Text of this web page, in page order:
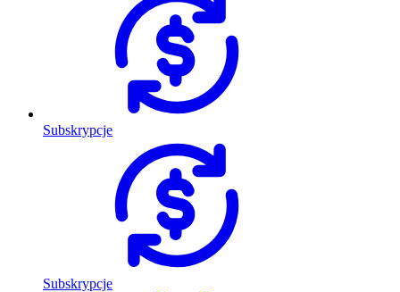
Subskrypcje
Subskrypcje